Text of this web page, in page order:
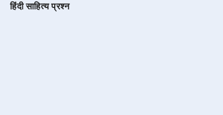
हिंदी साहित्य प्रश्न